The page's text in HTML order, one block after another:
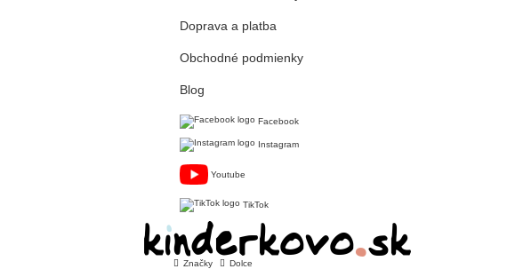
Doprava a platba
Obchodné podmienky
Blog
Facebook
Instagram
Youtube
TikTok
Značky
Dolce